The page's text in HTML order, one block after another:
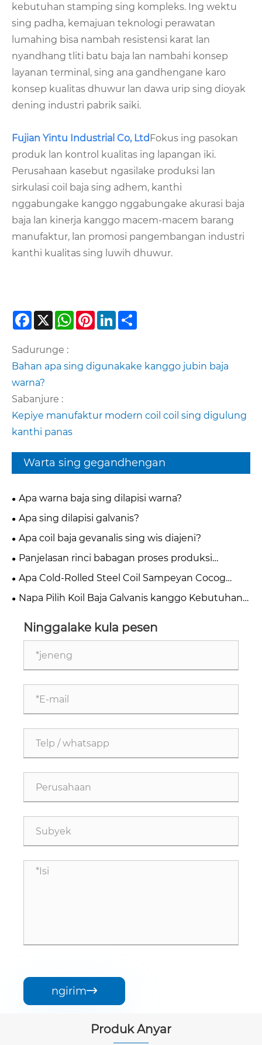
kebutuhan stamping sing kompleks. Ing wektu
sing padha, kemajuan teknologi perawatan
lumahing bisa nambah resistensi karat lan
nyandhang tliti batu baja lan nambahi konsep
layanan terminal, sing ana gandhengane karo
konsep kualitas dhuwur lan dawa urip sing dioyak
dening industri pabrik saiki.
Fujian Yintu Industrial Co, Ltd Fokus ing pasokan
produk lan kontrol kualitas ing lapangan iki.
Perusahaan kasebut ngasilake produksi lan
sirkulasi coil baja sing adhem, kanthi
nggabungake kanggo nggabungake akurasi baja
baja lan kinerja kanggo macem-macem barang
manufaktur, lan promosi pangembangan industri
kanthi kualitas sing luwih dhuwur.
Facebook
X WhatsApp
PinterestLinkedIn
Sadurunge :
Bahan apa sing digunakake kanggo jubin baja
warna?
Sabanjure :
Kepiye manufaktur modern coil coil sing digulung
kanthi panas
Warta sing gegandhengan
Apa warna baja sing dilapisi warna?
Apa sing dilapisi galvanis?
Apa coil baja gevanalis sing wis diajeni?
Panjelasan rinci babagan proses produksi
produksi baja sing dilapis warna
Apa Cold-Rolled Steel Coil Sampeyan Cocog
kanggo Nggambar Jero utawa Aplikasi Mlengkung
Sederhana?
Napa Pilih Koil Baja Galvanis kanggo Kebutuhan
Ninggalake kula pesen
ngirim
Produk Anyar